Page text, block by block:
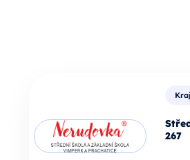
Kraj
267